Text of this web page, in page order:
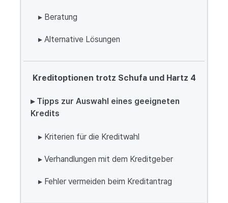
▸ Beratung
▸ Alternative Lösungen
Kreditoptionen trotz Schufa und Hartz 4
▸ Tipps zur Auswahl eines geeigneten
Kredits
▸ Kriterien für die Kreditwahl
▸ Verhandlungen mit dem Kreditgeber
▸ Fehler vermeiden beim Kreditantrag